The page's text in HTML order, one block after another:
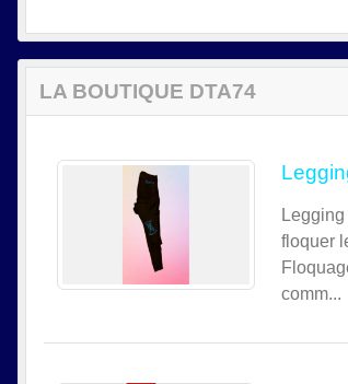
LA BOUTIQUE DTA74
floquer
comm...